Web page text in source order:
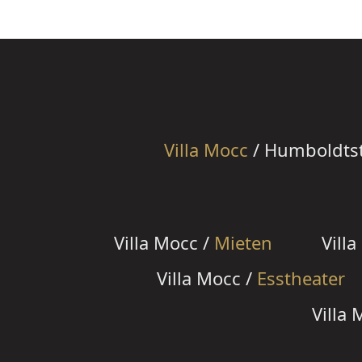
Villa Mocc /
Villa Mocc / Mieten Villa
Villa Mocc / Esstheater
Villa